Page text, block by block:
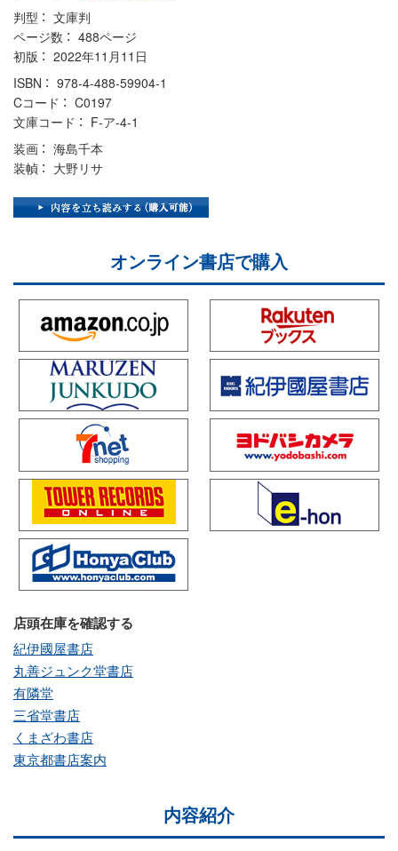
判型
文庫判
ページ数
488ページ
初版
2022年11月11日
ISBN
978-4-488-59904-1
Cコード
C0197
文庫コード
F-ア-4-1
装画
海島千本
装幀
大野リサ
オンライン書店で購入
店頭在庫を確認する
紀伊國屋書店
丸善ジュンク堂書店
有隣堂
三省堂書店
くまざわ書店
東京都書店案内
内容紹介